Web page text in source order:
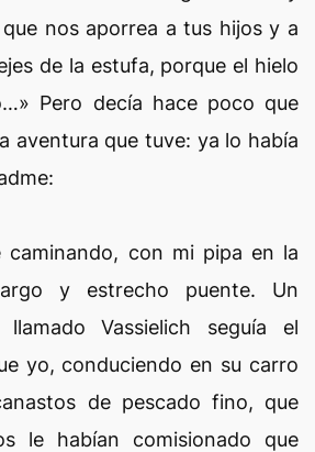
nos aporrea a tus hijos y a
de la estufa, porque el hielo
Pero decía hace poco que
aventura que tuve: ya lo había
caminando, con mi pipa en la
y estrecho puente. Un
Vassielich seguía el
yo, conduciendo en su carro
de pescado fino, que
le habían comisionado que